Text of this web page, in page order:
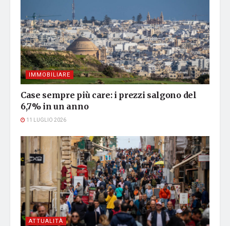
IMMOBILIARE
Case sempre più care: i prezzi salgono del
6,7% in un anno
11 LUGLIO 2026
ATTUALITÀ